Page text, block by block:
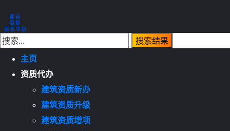
主页
资质代办
建筑资质新办
建筑资质升级
建筑资质增项